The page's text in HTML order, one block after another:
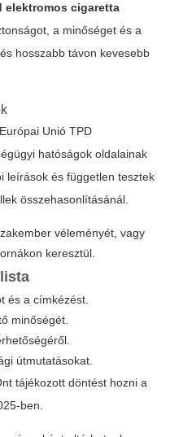
elektromos cigaretta
a minőséget és a
hosszabb távon kevesebb
Unió TPD
hatóságok oldalainak
leírások és független tesztek
összehasonlításánál.
véleményét, vagy
keresztül.
és a címkézést.
minőségét.
útmutatásokat.
tájékozott döntést hozni a
ben.